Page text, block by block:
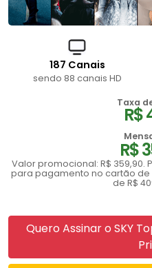
187 Canais
sendo 88 canais HD
Taxa
R$
R$
Valor promocional: R$ 359,90.
para pagamento no cartão de
de R$
Quero Assinar o SKY